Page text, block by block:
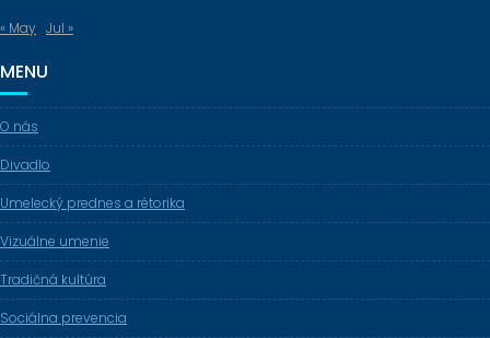
« May Jul »
MENU
O nás
Divadlo
Umelecký prednes a rétorika
Vizuálne umenie
Tradičná kultúra
Sociálna prevencia